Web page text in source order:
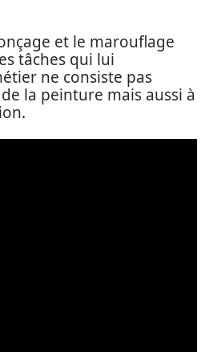
et le marouflage
tâches qui lui
ne consiste pas
la peinture mais aussi à